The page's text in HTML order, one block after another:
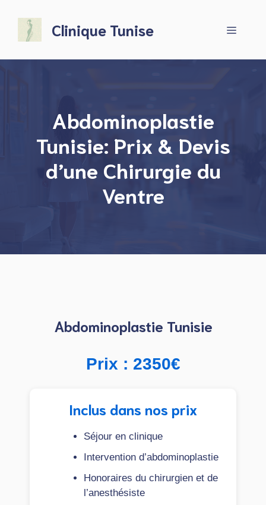
contenu
Clinique Tunise Menu
Abdominoplastie
Tunisie: Prix & Devis
d’une Chirurgie du
Ventre
Abdominoplastie Tunisie
Prix : 2350€
Inclus dans nos prix
Séjour en clinique
Intervention d’abdominoplastie
Honoraires du chirurgien et de
l’anesthésiste